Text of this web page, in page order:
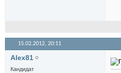
15.02.2012, 20:11
Alex81
Кандидат